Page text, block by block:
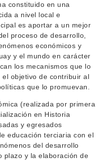
constituido en una
a nivel local e
es aportar a un mejor
proceso de desarrollo,
económicos y
y el mundo en carácter
los mecanismos que lo
objetivo de contribuir al
que lo promuevan.
(realizada por primera
en Historia
y egresados
educación terciaria con el
del desarrollo
plazo y la elaboración de